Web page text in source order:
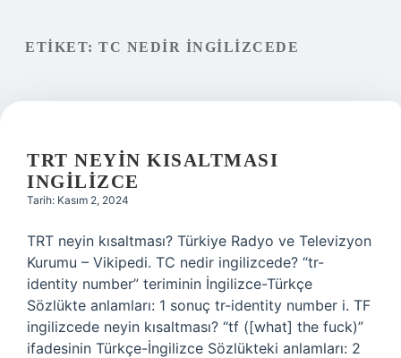
ETIKET: TC NEDIR INGILIZCEDE
TRT NEYIN KISALTMASI
INGILIZCE
Tarih: Kasım 2, 2024
TRT neyin kısaltması? Türkiye Radyo ve Televizyon
Kurumu – Vikipedi. TC nedir ingilizcede? “tr-
identity number” teriminin İngilizce-Türkçe
Sözlükte anlamları: 1 sonuç tr-identity number i. TF
ingilizcede neyin kısaltması? “tf ([what] the fuck)”
ifadesinin Türkçe-İngilizce Sözlükteki anlamları: 2